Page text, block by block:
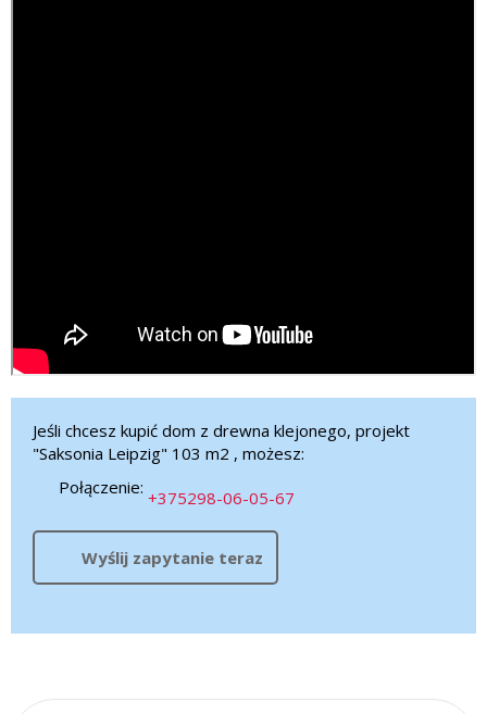
Jeśli chcesz kupić dom z drewna klejonego, projekt
"Saksonia Leipzig" 103 m2 , możesz:
Połączenie:
+375298-06-05-67
Wyślij zapytanie teraz